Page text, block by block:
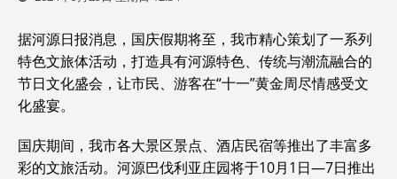
据河源日报消息，国庆假期将至，我市精心策划了一系列
特色文旅体活动，打造具有河源特色、传统与潮流融合的
节日文化盛会，让市民、游客在“十一”黄金周尽情感受文
化盛宴。
国庆期间，我市各大景区景点、酒店民宿等推出了丰富多
彩的文旅活动。河源巴伐利亚庄园将于10月1日—7日推出